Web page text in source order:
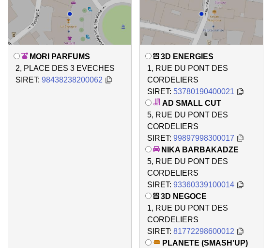
MORI PARFUMS
2, PLACE DES 3 EVECHES
SIRET: 98438238200062
3D ENERGIES
1, RUE DU PONT DES
CORDELIERS
SIRET: 53780190400021
AD SMALL CUT
5, RUE DU PONT DES
CORDELIERS
SIRET: 99897998300017
NIKA BARBAKADZE
5, RUE DU PONT DES
CORDELIERS
SIRET: 93360339100014
3D NEGOCE
1, RUE DU PONT DES
CORDELIERS
SIRET: 81772298600012
PLANETE (SMASH'UP)